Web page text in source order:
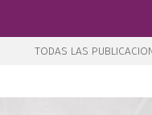
TODAS LAS